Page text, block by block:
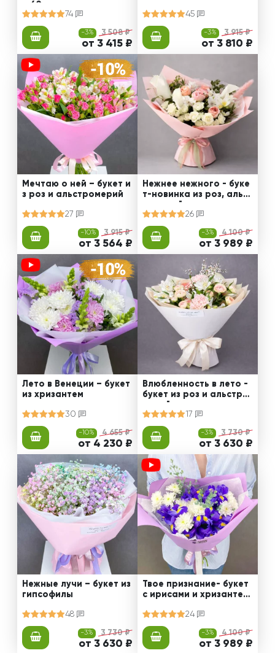
и 60 см
74
-3% 3 508 ₽
от 3 415 ₽
45
-3% 3 915 ₽
от 3 810 ₽
Мечтаю о ней – букет и
з роз и альстромерий
27
-10% 3 915 ₽
от 3 564 ₽
Нежнее нежного - буке
т-новинка из роз, альст
ромерий и калл
26
-3% 4 100 ₽
от 3 989 ₽
Лето в Венеции – букет
из хризантем
30
-10% 4 655 ₽
от 4 230 ₽
Влюбленность в лето -
букет из роз и альстро
мерий
17
-3% 3 730 ₽
от 3 630 ₽
Нежные лучи – букет из
гипсофилы
48
-3% 3 730 ₽
от 3 630 ₽
Твое признание- букет
с ирисами и хризантем
24
-3% 4 100 ₽
от 3 989 ₽